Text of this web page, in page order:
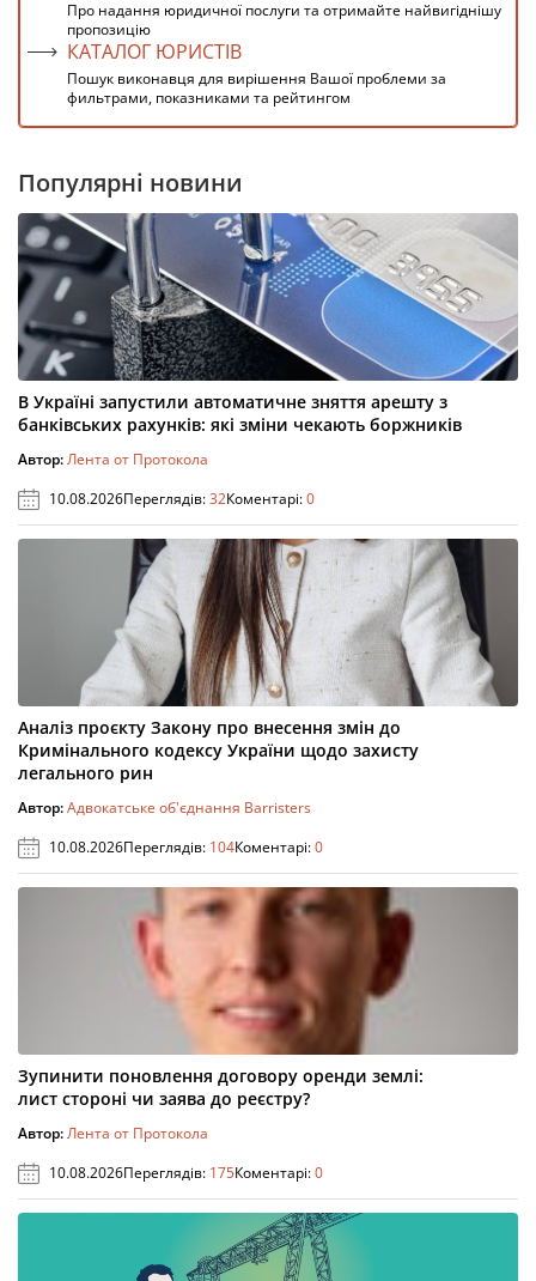
Про надання юридичної послуги та отримайте найвигіднішу
пропозицію
КАТАЛОГ ЮРИСТІВ
Пошук виконавця для вирішення Вашої проблеми за
фильтрами, показниками та рейтингом
Популярні новини
В Україні запустили автоматичне зняття арешту з
банківських рахунків: які зміни чекають боржників
Автор:Лента от Протокола
10.08.2026Переглядів:32Коментарі:0
Аналіз проєкту Закону про внесення змін до
Кримінального кодексу України щодо захисту
легального рин
Автор:Адвокатське об'єднання Barristers
10.08.2026Переглядів: 104Коментарі:0
Зупинити поновлення договору оренди землі:
лист стороні чи заява до реєстру?
Автор:Лента от Протокола
10.08.2026Переглядів: 175Коментарі:0